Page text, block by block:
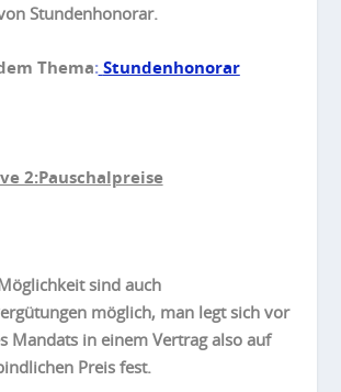
Stundenhonorar.
Thema: Stundenhonorar
2:Pauschalpreise
sind auch
möglich, man legt sich vor
Mandats in einem Vertrag also auf
Preis fest.